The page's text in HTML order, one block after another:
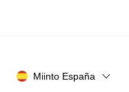
Miinto España